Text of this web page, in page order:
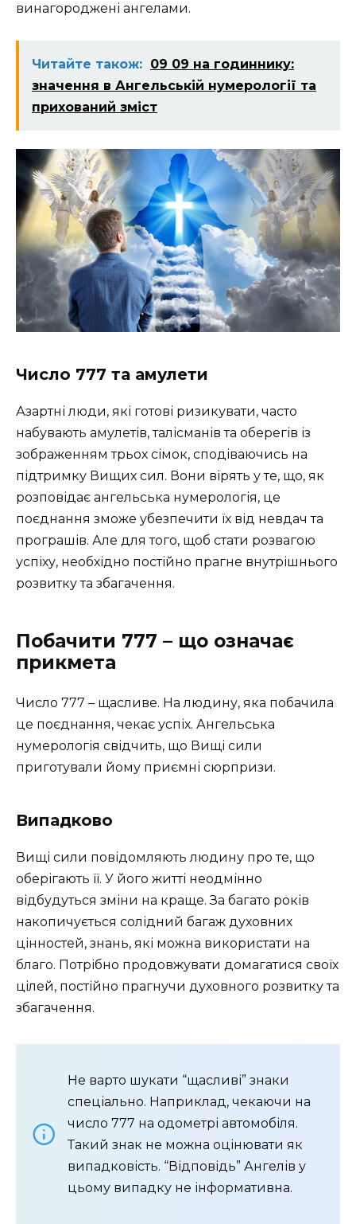
винагороджені ангелами.
Читайте також: 09 09 на годиннику:
значення в Ангельській нумерології та
прихований зміст
Число 777 та амулети
Азартні люди, які готові ризикувати, часто
набувають амулетів, талісманів та оберегів із
зображенням трьох сімок, сподіваючись на
підтримку Вищих сил. Вони вірять у те, що, як
розповідає ангельська нумерологія, це
поєднання зможе убезпечити їх від невдач та
програшів. Але для того, щоб стати розвагою
успіху, необхідно постійно прагне внутрішнього
розвитку та збагачення.
Побачити 777 – що означає
прикмета
Число 777 – щасливе. На людину, яка побачила
це поєднання, чекає успіх. Ангельська
нумерологія свідчить, що Вищі сили
приготували йому приємні сюрпризи.
Випадково
Вищі сили повідомляють людину про те, що
оберігають її. У його житті неодмінно
відбудуться зміни на краще. За багато років
накопичується солідний багаж духовних
цінностей, знань, які можна використати на
благо. Потрібно продовжувати домагатися своїх
цілей, постійно прагнучи духовного розвитку та
збагачення.
Не варто шукати “щасливі” знаки
спеціально. Наприклад, чекаючи на
число 777 на одометрі автомобіля.
Такий знак не можна оцінювати як
випадковість. “Відповідь” Ангелів у
цьому випадку не інформативна.